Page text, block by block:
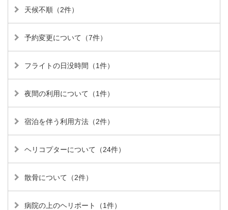
天候不順（2件）
予約変更について（7件）
フライトの日没時間（1件）
夜間の利用について（1件）
宿泊を伴う利用方法（2件）
ヘリコプターについて（24件）
散骨について（2件）
病院の上のヘリポート（1件）